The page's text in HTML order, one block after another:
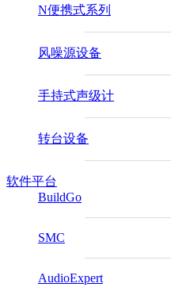
N便携式系列
风噪源设备
手持式声级计
转台设备
软件平台
BuildGo
SMC
AudioExpert